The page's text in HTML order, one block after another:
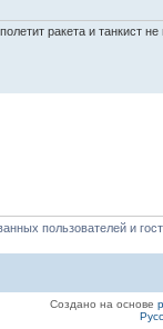
ракета и танкист не
пользователей и
Создано на основе